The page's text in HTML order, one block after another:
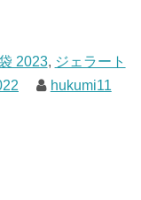
2023, ジェラート
hukumi11